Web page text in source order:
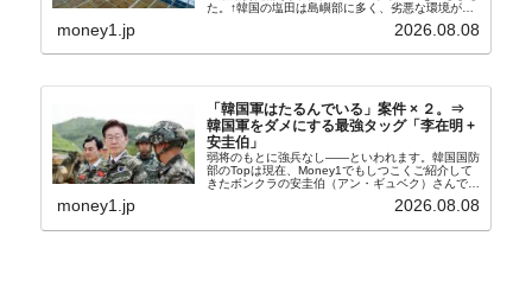
た。↑韓国の塩田は島嶼部に多く、劣悪な環境が一
たといわれます（後述）。これは、いわゆる「塩田
money1.jp 2026.08.08
「韓国軍はたるんでいる」案件 × ２。⇒
韓国軍をダメにする最強タッグ「李在明 +
安圭伯」
弱将のもとに強兵なし――といわれます。韓国国防
部のTopは現在、Money1でもしつこくご紹介して
きたボンクラの安圭伯（アン・ギュベク）さんで
さんと「韓国初の文官上がり」の国防部長官安圭伯
money1.jp 2026.08.08